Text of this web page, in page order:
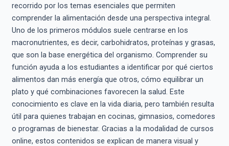
recorrido por los temas esenciales que permiten
comprender la alimentación desde una perspectiva integral.
Uno de los primeros módulos suele centrarse en los
macronutrientes, es decir, carbohidratos, proteínas y grasas,
que son la base energética del organismo. Comprender su
función ayuda a los estudiantes a identificar por qué ciertos
alimentos dan más energía que otros, cómo equilibrar un
plato y qué combinaciones favorecen la salud. Este
conocimiento es clave en la vida diaria, pero también resulta
útil para quienes trabajan en cocinas, gimnasios, comedores
o programas de bienestar. Gracias a la modalidad de cursos
online, estos contenidos se explican de manera visual y